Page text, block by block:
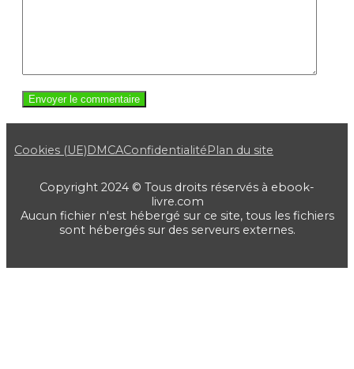
Cookies (UE)DMCAConfidentialitéPlan du site
Copyright 2024 © Tous droits réservés à ebook-
livre.com
Aucun fichier n'est hébergé sur ce site, tous les fichiers
sont hébergés sur des serveurs externes.